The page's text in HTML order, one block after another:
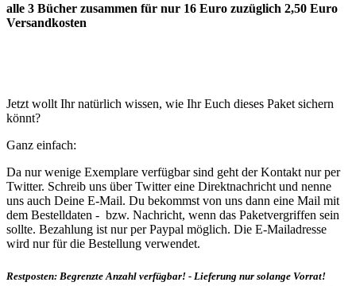
alle 3 Bücher zusammen für nur 16 Euro zuzüglich 2,50 Euro
Versandkosten
Jetzt wollt Ihr natürlich wissen, wie Ihr Euch dieses Paket sichern
könnt?
Ganz einfach:
Da nur wenige Exemplare verfügbar sind geht der Kontakt nur per
Twitter. Schreib uns über Twitter eine Direktnachricht und nenne
uns auch Deine E-Mail. Du bekommst von uns dann eine Mail mit
dem Bestelldaten - bzw. Nachricht, wenn das Paketvergriffen sein
sollte. Bezahlung ist nur per Paypal möglich. Die E-Mailadresse
wird nur für die Bestellung verwendet.
Restposten: Begrenzte Anzahl verfügbar! - Lieferung nur solange Vorrat!